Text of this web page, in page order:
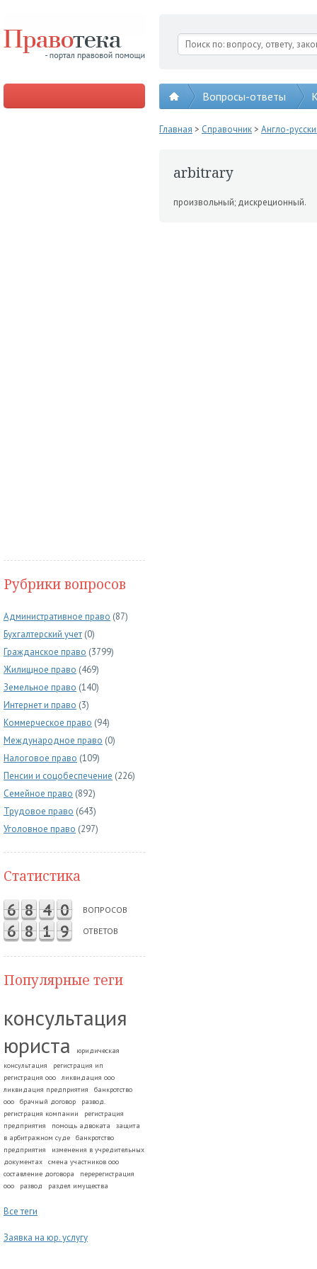
Вопросы-ответы
Рубрики вопросов
Административное право (87)
Бухгалтерский учет (0)
Гражданское право (3799)
Жилищное право (469)
Земельное право (140)
Интернет и право (3)
Коммерческое право (94)
Международное право (0)
Налоговое право (109)
Пенсии и соцобеспечение (226)
Семейное право (892)
Трудовое право (643)
Уголовное право (297)
Статистика
6 8 4 0 ВОПРОСОВ
6 8 1 9 ОТВЕТОВ
Популярные теги
консультация
юриста
юридическая
консультация
регистрация ип
регистрация ооо
ликвидация ооо
ликвидация предприятия
банкротство
ооо
брачный договор
развод.
регистрация компании
регистрация
предприятия
помощь адвоката
защита
в арбитражном суде
банкротство
предприятия
изменения в учредительных
документах
смена участников ооо
составление договора
перерегистрация
ооо
развод раздел имущества
Все теги
Заявка на юр. услугу
Главная > Справочник> Англо-
arbitrary
произвольный; дискреционный.